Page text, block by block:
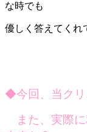
な時でも
優しく答えてくれ
◆今回、当ク
また、実際に